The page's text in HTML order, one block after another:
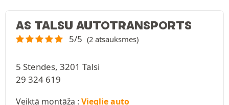
AS TALSU AUTOTRANSPORTS
5/5 (2 atsauksmes)
5 Stendes, 3201 Talsi
29 324 619
Veiktā montāža : Vieglie auto